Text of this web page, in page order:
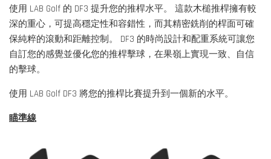
使用 LAB Golf 的 DF3 提升您的推桿水平。 這款木槌推桿擁有較
深的重心，可提高穩定性和容錯性，而其精密銑削的桿面可確
保純粹的滾動和距離控制。 DF3 的時尚設計和配重系統可讓您
自訂您的感覺並優化您的推桿擊球，在果嶺上實現一致、自信
的擊球。
使用 LAB Golf DF3 將您的推桿比賽提升到一個新的水平。
瞄準線